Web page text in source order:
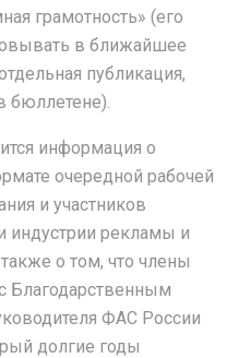
грамотность» (его
в ближайшее
публикация,
бюллетене).
информация о
очередной рабочей
и участников
индустрии рекламы и
о том, что члены
Благодарственным
ФАС России
долгие годы